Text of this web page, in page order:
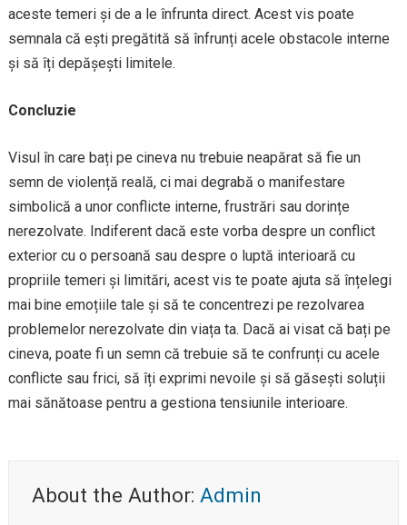
aceste temeri și de a le înfrunta direct. Acest vis poate
semnala că ești pregătită să înfrunți acele obstacole interne
și să îți depășești limitele.
Concluzie
Visul în care bați pe cineva nu trebuie neapărat să fie un
semn de violență reală, ci mai degrabă o manifestare
simbolică a unor conflicte interne, frustrări sau dorințe
nerezolvate. Indiferent dacă este vorba despre un conflict
exterior cu o persoană sau despre o luptă interioară cu
propriile temeri și limitări, acest vis te poate ajuta să înțelegi
mai bine emoțiile tale și să te concentrezi pe rezolvarea
problemelor nerezolvate din viața ta. Dacă ai visat că bați pe
cineva, poate fi un semn că trebuie să te confrunți cu acele
conflicte sau frici, să îți exprimi nevoile și să găsești soluții
mai sănătoase pentru a gestiona tensiunile interioare.
About the Author: Admin